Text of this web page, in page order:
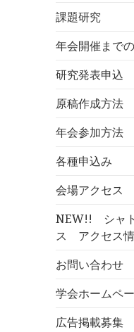
課題研究
年会開催まで
研究発表申込
原稿作成方法
年会参加方法
各種申込み
会場アクセス
NEW!! シャ
ス アクセス
お問い合わせ
学会ホームペ
広告掲載募集